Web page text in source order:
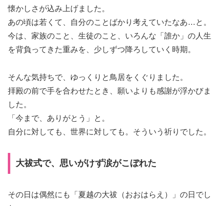
懐かしさが込み上げました。
あの頃は若くて、自分のことばかり考えていたなあ…と。
今は、家族のこと、生徒のこと、いろんな「誰か」の人生
を背負ってきた重みを、少しずつ降ろしていく時期。
そんな気持ちで、ゆっくりと鳥居をくぐりました。
拝殿の前で手を合わせたとき、願いよりも感謝が浮かびま
した。
「今まで、ありがとう」と。
自分に対しても、世界に対しても。そういう祈りでした。
大祓式で、思いがけず涙がこぼれた
その日は偶然にも「夏越の大祓（おおはらえ）」の日でし